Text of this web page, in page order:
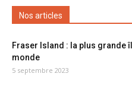
Nos articles
Fraser Island : la plus grande
monde
5 septembre 2023